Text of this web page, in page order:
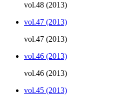
vol.48 (2013)
vol.47 (2013)
vol.47 (2013)
vol.46 (2013)
vol.46 (2013)
vol.45 (2013)